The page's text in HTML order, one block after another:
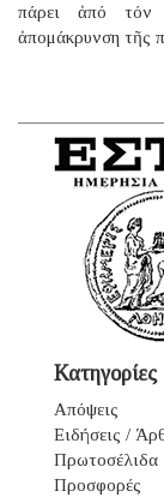
πάρει ἀπό τόν
ἀπομάκρυνση τῆς
Κατηγορίες
Απόψεις
Ειδήσεις /
Πρωτοσέλιδα
Προσφορές